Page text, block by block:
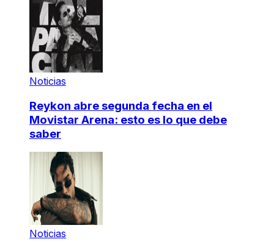
Noticias
Reykon abre segunda fecha en el
Movistar Arena: esto es lo que debe
saber
Noticias